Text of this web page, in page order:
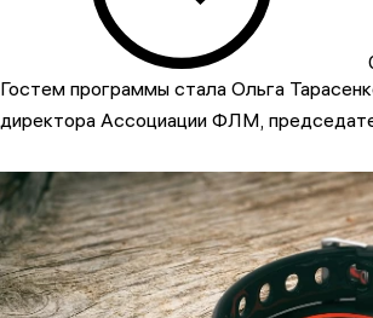
Гостем программы стала Ольга
директора Ассоциации ФЛМ,